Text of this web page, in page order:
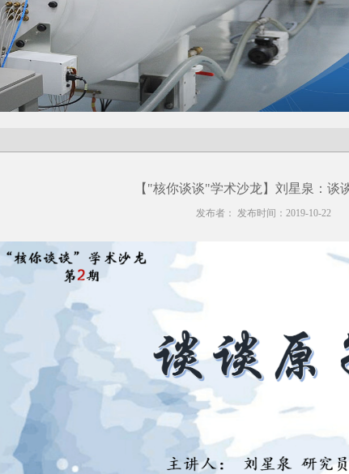
【"核你谈谈"学术沙龙】刘星泉：谈
发布者： 发布时间：2019-10-22